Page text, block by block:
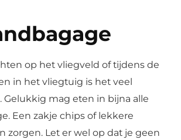
op het vliegveld of tijdens de
in het vliegtuig is het veel
mag eten in bijna alle
Een zakje chips of lekkere
Let er wel op dat je geen